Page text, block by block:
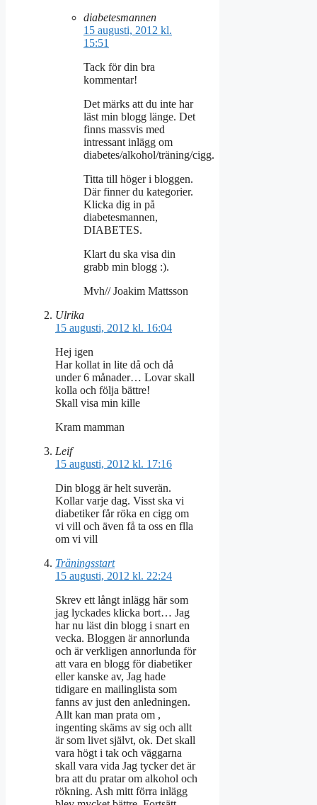
diabetesmannen
15 augusti, 2012 kl.
15:51
Tack för din bra
kommentar!
Det märks att du inte har
läst min blogg länge. Det
finns massvis med
intressant inlägg om
diabetes/alkohol/träning/cigg.
Titta till höger i bloggen.
Där finner du kategorier.
Klicka dig in på
diabetesmannen,
DIABETES.
Klart du ska visa din
grabb min blogg :).
Mvh// Joakim Mattsson
Ulrika
15 augusti, 2012 kl. 16:04
Hej igen
Har kollat in lite då och då
under 6 månader… Lovar skall
kolla och följa bättre!
Skall visa min kille
Kram mamman
Leif
15 augusti, 2012 kl. 17:16
Din blogg är helt suverän.
Kollar varje dag. Visst ska vi
diabetiker får röka en cigg om
vi vill och även få ta oss en flla
om vi vill
Träningsstart
15 augusti, 2012 kl. 22:24
Skrev ett långt inlägg här som
jag lyckades klicka bort… Jag
har nu läst din blogg i snart en
vecka. Bloggen är annorlunda
och är verkligen annorlunda för
att vara en blogg för diabetiker
eller kanske av, Jag hade
tidigare en mailinglista som
fanns av just den anledningen.
Allt kan man prata om ,
ingenting skäms av sig och allt
är som livet självt, ok. Det skall
vara högt i tak och väggarna
skall vara vida Jag tycker det är
bra att du pratar om alkohol och
rökning. Ash mitt förra inlägg